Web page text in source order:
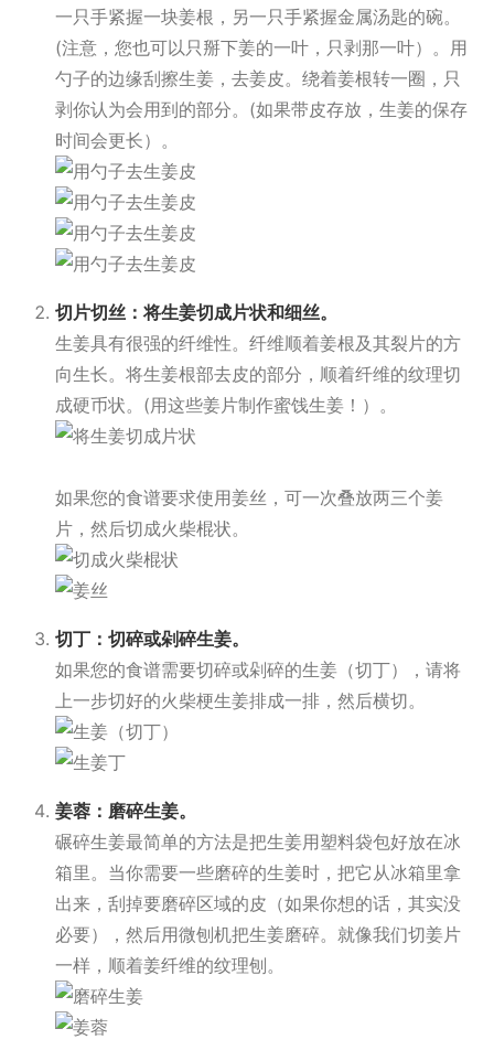
一只手紧握一块姜根，另一只手紧握金属汤匙的碗。
(注意，您也可以只掰下姜的一叶，只剥那一叶）。用
勺子的边缘刮擦生姜，去姜皮。绕着姜根转一圈，只
剥你认为会用到的部分。(如果带皮存放，生姜的保存
时间会更长）。
切片切丝：将生姜切成片状和细丝。
生姜具有很强的纤维性。纤维顺着姜根及其裂片的方
向生长。将生姜根部去皮的部分，顺着纤维的纹理切
成硬币状。(用这些姜片制作蜜饯生姜！）。
如果您的食谱要求使用姜丝，可一次叠放两三个姜
片，然后切成火柴棍状。
切丁：切碎或剁碎生姜。
如果您的食谱需要切碎或剁碎的生姜（切丁），请将
上一步切好的火柴梗生姜排成一排，然后横切。
姜蓉：磨碎生姜。
碾碎生姜最简单的方法是把生姜用塑料袋包好放在冰
箱里。当你需要一些磨碎的生姜时，把它从冰箱里拿
出来，刮掉要磨碎区域的皮（如果你想的话，其实没
必要），然后用微刨机把生姜磨碎。就像我们切姜片
一样，顺着姜纤维的纹理刨。